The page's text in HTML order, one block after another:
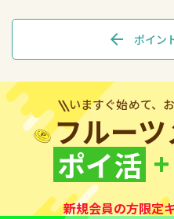
arrow_back ポイン
いますぐ始めて、
フルー
ポイ活 +
新規会員の方限定